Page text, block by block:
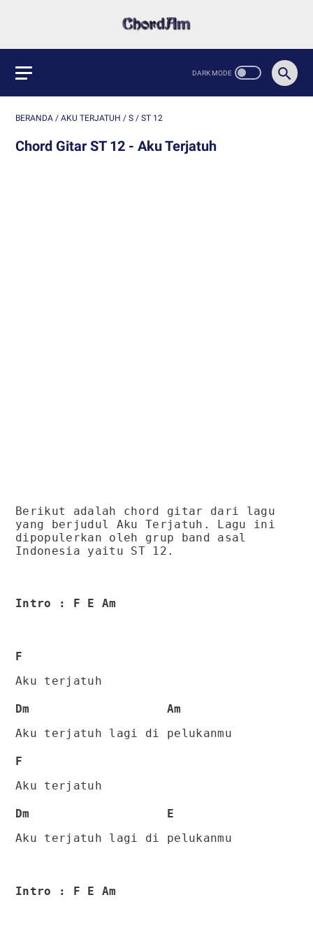
BERANDA / AKU TERJATUH / S / ST 12
Chord Gitar ST 12 - Aku Terjatuh
Berikut adalah chord gitar dari lagu
yang berjudul Aku Terjatuh. Lagu ini
dipopulerkan oleh grup band asal
Indonesia yaitu ST 12.
Intro : F E Am
F
Aku terjatuh
Dm Am
Aku terjatuh lagi di pelukanmu
F
Aku terjatuh
Dm E
Aku terjatuh lagi di pelukanmu
Intro : F E Am